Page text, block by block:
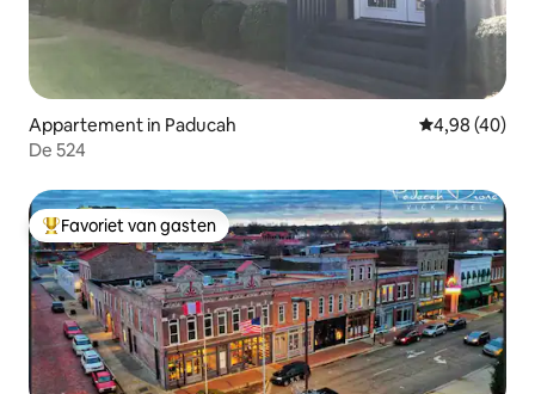
Appartement in Paducah Gemiddelde
4,98 (40)
De 524
Topfavoriet van gasten
Favoriet van gasten